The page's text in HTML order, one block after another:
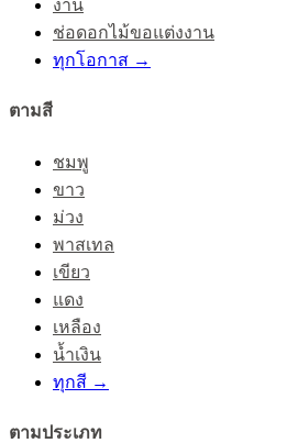
งาน
ช่อดอกไม้ขอแต่งงาน
ทุกโอกาส →
ตามสี
ชมพู
ขาว
ม่วง
พาสเทล
เขียว
แดง
เหลือง
น้ำเงิน
ทุกสี →
ตามประเภท